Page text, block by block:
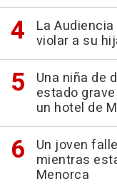
La
violar a su
Una niña de
estado
un hotel de
Un joven
mientras
Menorca